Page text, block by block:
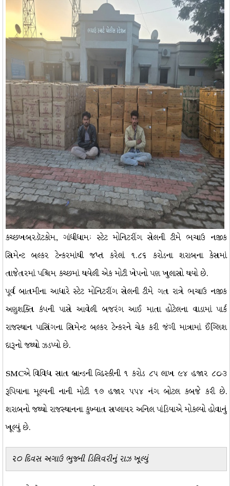
કચ્છખબરડૉટકોમ, ગાંધીધામઃ સ્ટેટ મોનિટરીંગ સેલની ટીમે ભચાઉ નજીક
સિમેન્ટ બલ્કર ટેન્કરમાંથી જપ્ત કરેલાં ૧.૮૬ કરોડના શરાબના કેસમાં
તાજેતરમાં પશ્ચિમ કચ્છમાં થયેલી એક મોટી ખેપનો પણ ખુલાસો થયો છે.
પૂર્વ બાતમીના આધારે સ્ટેટ મોનિટરીંગ સેલની ટીમે ગત રાત્રે ભચાઉ નજીક
અણુશક્તિ કંપની પાસે આવેલી બજરંગ આઈ માતા હોટેલના વાડામાં પાર્ક
રાજસ્થાન પાસિંગના સિમેન્ટ બલ્કર ટેન્કરને ચેક કરી જંગી માત્રામાં ઈંગ્લિશ
દારૂનો જથ્થો ઝડપ્યો છે.
SMCએ વિવિધ સાત બ્રાન્ડની વ્હિસ્કીની ૧ કરોડ ૮૫ લાખ ૯૪ હજાર ૮૦૩
રૂપિયાના મૂલ્યની નાની મોટી ૧૭ હજાર ૫૫૪ નંગ બોટલ કબજે કરી છે.
શરાબનો જથ્થો રાજસ્થાનના કુખ્યાત સપ્લાયર અનિલ પાંડિયાએ મોકલ્યો હોવાનું
ખૂલ્યું છે.
૨૦ દિવસ અગાઉ ભુજની ડિલિવરીનું રાઝ ખૂલ્યું